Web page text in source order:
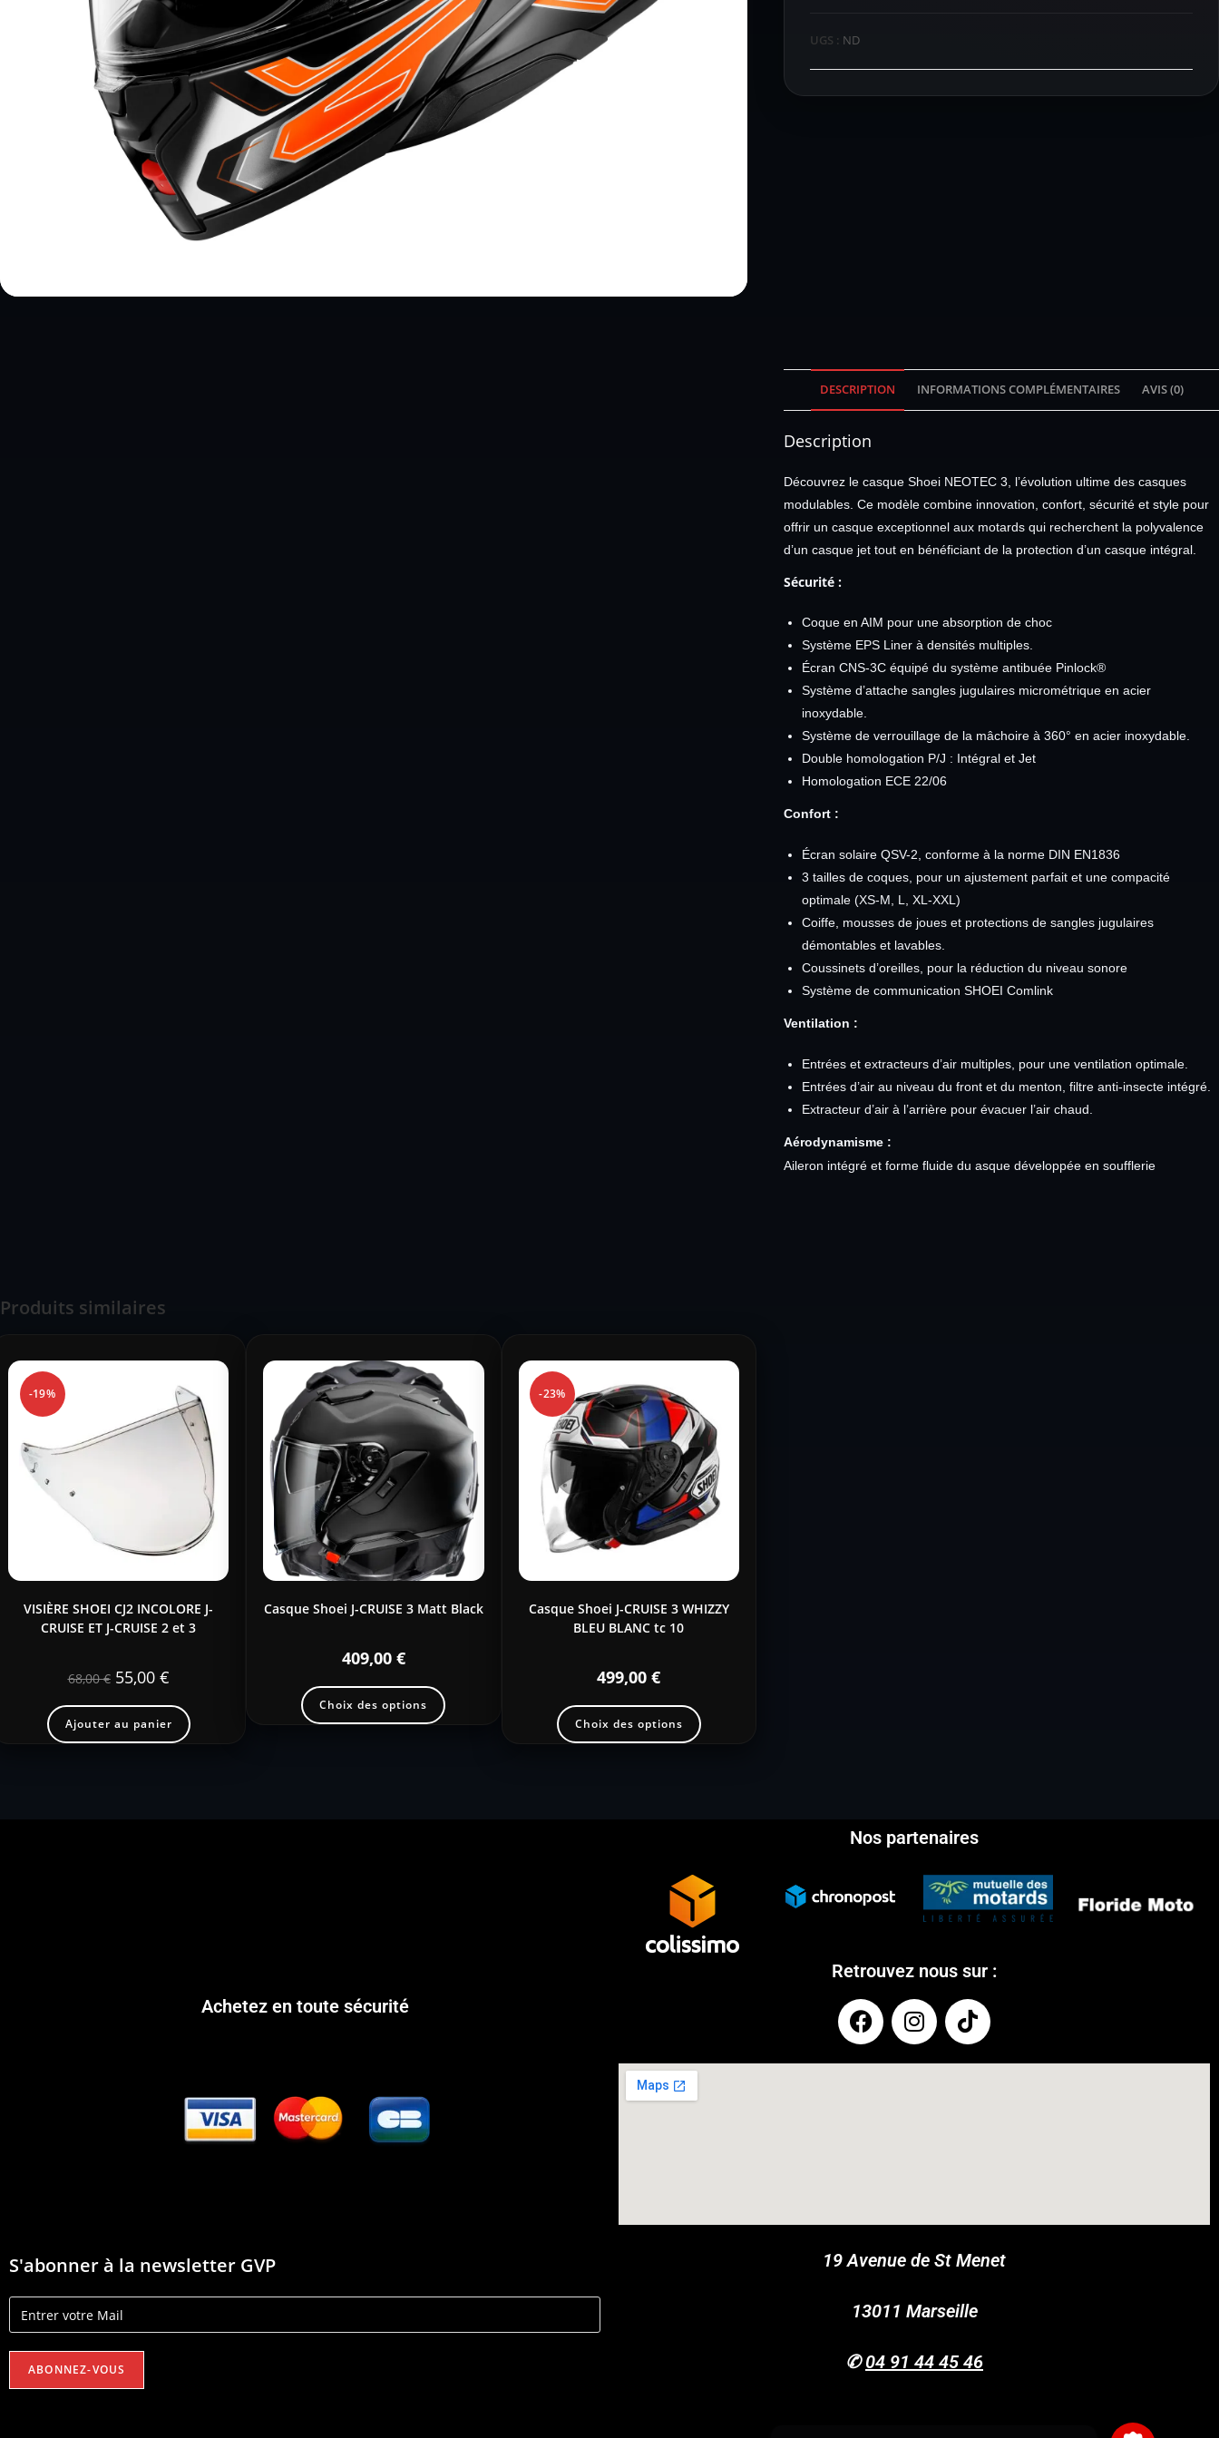
UGS : ND
DESCRIPTION INFORMATIONS COMPLÉMENTAIRES AVIS (0)
Description
Découvrez le casque Shoei NEOTEC 3, l’évolution ultime des casques
modulables. Ce modèle combine innovation, confort, sécurité et style pour
offrir un casque exceptionnel aux motards qui recherchent la polyvalence
d’un casque jet tout en bénéficiant de la protection d’un casque intégral.
Sécurité :
Coque en AIM pour une absorption de choc
Système EPS Liner à densités multiples.
Écran CNS-3C équipé du système antibuée Pinlock®
Système d’attache sangles jugulaires micrométrique en acier
inoxydable.
Système de verrouillage de la mâchoire à 360° en acier inoxydable.
Double homologation P/J : Intégral et Jet
Homologation ECE 22/06
Confort :
Écran solaire QSV-2, conforme à la norme DIN EN1836
3 tailles de coques, pour un ajustement parfait et une compacité
optimale (XS-M, L, XL-XXL)
Coiffe, mousses de joues et protections de sangles jugulaires
démontables et lavables.
Coussinets d’oreilles, pour la réduction du niveau sonore
Système de communication SHOEI Comlink
Ventilation :
Entrées et extracteurs d’air multiples, pour une ventilation optimale.
Entrées d’air au niveau du front et du menton, filtre anti-insecte intégré.
Extracteur d’air à l’arrière pour évacuer l’air chaud.
Aérodynamisme :
Aileron intégré et forme fluide du asque développée en soufflerie
Produits similaires
-19%
VISIÈRE SHOEI CJ2 INCOLORE J-
CRUISE ET J-CRUISE 2 et 3
68,00€ 55,00 €
Ajouter au panier
Casque Shoei J-CRUISE 3 Matt Black
409,00 €
Choix des options
-23%
Casque Shoei J-CRUISE 3 WHIZZY
BLEU BLANC tc 10
499,00€
Choix des options
Achetez en toute sécurité
S'abonner à la newsletter GVP
Nos partenaires
Retrouvez nous sur :
19 Avenue de St Menet
13011 Marseille
✆04 91 44 45 46